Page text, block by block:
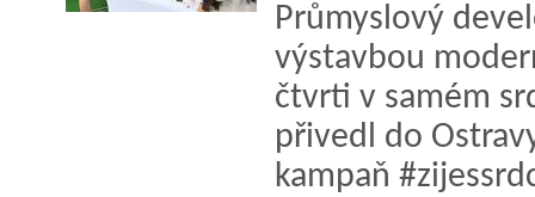
Průmyslový
výstavbou
čtvrti v samém
přivedl do
kampaň